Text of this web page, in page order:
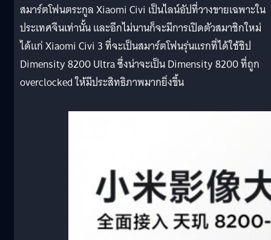
สมาร์ตโฟนตระกูล Xiaomi Civi เป็นไลน์อัปที่วางขายเฉพาะใน
ประเทศจีนเท่านั้น และอีกไม่นานก็จะมีการเปิดตัวสมาชิกใหม่
ได้แก่ Xiaomi Civi 3 ที่จะเป็นสมาร์ตโฟนรุ่นแรกที่ได้ใช้ชิป
Dimensity 8200 Ultra ซึ่งน่าจะเป็น Dimensity 8200 ที่ถูก
overclocked ให้มีประสิทธิภาพมากยิ่งขึ้น